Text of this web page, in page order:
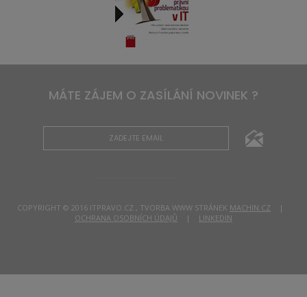
MÁTE ZÁJEM O ZASÍLÁNÍ NOVINEK ?
COPYRIGHT © 2016 ITPRAVO.CZ , TVORBA WWW STRÁNEK MACHIN.CZ |
OCHRANA OSOBNÍCH ÚDAJŮ | LINKEDIN